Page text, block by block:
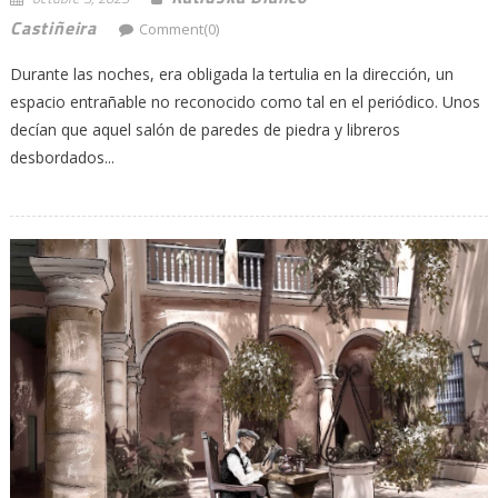
Castiñeira
Comment(0)
Durante las noches, era obligada la tertulia en la dirección, un
espacio entrañable no reconocido como tal en el periódico. Unos
decían que aquel salón de paredes de piedra y libreros
desbordados...